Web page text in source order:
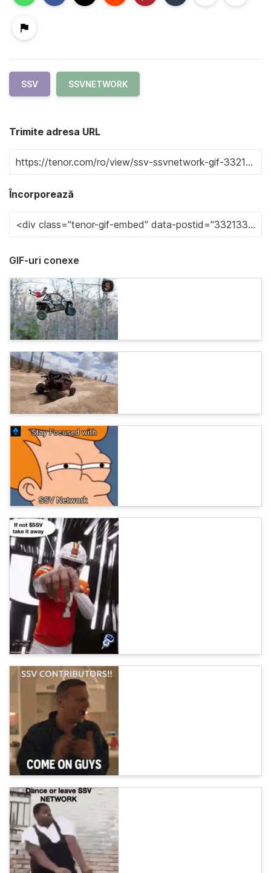
SSV SSVNETWORK
Trimite adresa URL
Încorporează
GIF-uri conexe